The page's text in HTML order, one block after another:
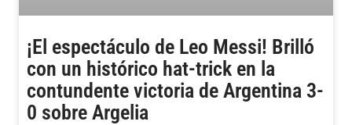
¡El espectáculo de Leo Messi! Brilló
con un histórico hat-trick en la
contundente victoria de Argentina 3-
0 sobre Argelia